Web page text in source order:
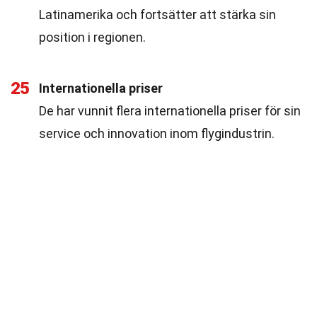
Latinamerika och fortsätter att stärka sin
position i regionen.
25
Internationella priser
De har vunnit flera internationella priser för sin
service och innovation inom flygindustrin.